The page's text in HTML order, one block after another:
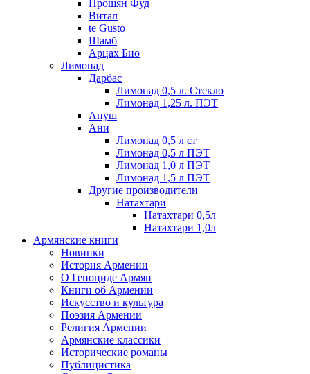
Прошян Фуд
Витал
te Gusto
Шамб
Арцах Био
Лимонад
Дарбас
Лимонад 0,5 л. Стекло
Лимонад 1,25 л. ПЭТ
Ануш
Ани
Лимонад 0,5 л ст
Лимонад 0,5 л ПЭТ
Лимонад 1,0 л ПЭТ
Лимонад 1,5 л ПЭТ
Другие производители
Натахтари
Натахтари 0,5л
Натахтари 1,0л
Армянские книги
Новинки
История Армении
О Геноциде Армян
Книги об Армении
Иcкусство и культура
Поэзия Армении
Религия Армении
Армянские классики
Исторические романы
Публицистика